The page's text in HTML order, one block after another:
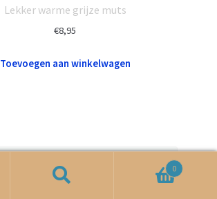
Lekker warme grijze muts
€8,95
Toevoegen aan winkelwagen
0